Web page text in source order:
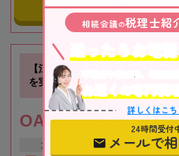
事務所にメ
【江坂駅徒歩1分】お客様に寄り
を実現します！
OAG税理士法人 大
大阪府 吹田市
相続会議の税理士紹
不動産や株式等、相続資
お近くの専門税理
詳しくはこち
24時間受付
メールで